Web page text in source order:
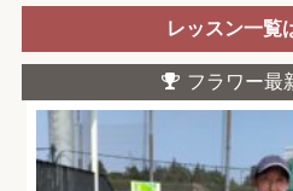
レッスン一覧
フラワー最